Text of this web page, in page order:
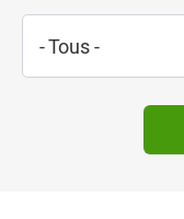
- Tous -